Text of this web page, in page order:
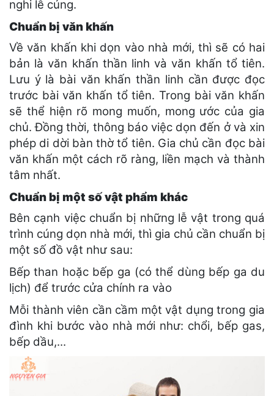
nghi lễ cúng.
Chuẩn bị văn khấn
Về văn khấn khi dọn vào nhà mới, thì sẽ có hai
bản là văn khấn thần linh và văn khấn tổ tiên.
Lưu ý là bài văn khấn thần linh cần được đọc
trước bài văn khấn tổ tiên. Trong bài văn khấn
sẽ thể hiện rõ mong muốn, mong ước của gia
chủ. Đồng thời, thông báo việc dọn đến ở và xin
phép di dời bàn thờ tổ tiên. Gia chủ cần đọc bài
văn khấn một cách rõ ràng, liền mạch và thành
tâm nhất.
Chuẩn bị một số vật phẩm khác
Bên cạnh việc chuẩn bị những lễ vật trong quá
trình cúng dọn nhà mới, thì gia chủ cần chuẩn bị
một số đồ vật như sau:
Bếp than hoặc bếp ga (có thể dùng bếp ga du
lịch) để trước cửa chính ra vào
Mỗi thành viên cần cầm một vật dụng trong gia
đình khi bước vào nhà mới như: chổi, bếp gas,
bếp dầu,...